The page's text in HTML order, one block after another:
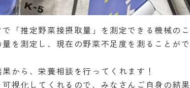
「推定野菜接摂取量」を測定できる機械のこ
を測定し、現在の野菜不足度を測ることがで
から、栄養相談を行ってくれます！
視化してくれるので、みなさんご自身の結果